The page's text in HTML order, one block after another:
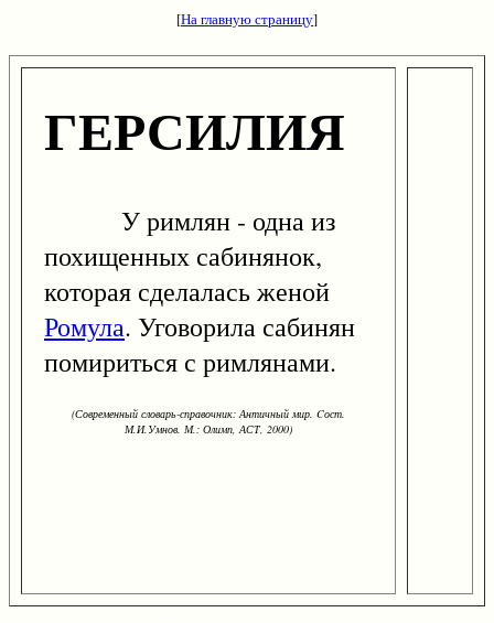
[На главную страницу]
ГЕРСИЛИЯ
У римлян - одна из
похищенных сабинянок,
которая сделалась женой
Ромула. Уговорила сабинян
помириться с римлянами.
(Современный словарь-справочник: Античный мир. Cост.
М.И.Умнов. М.: Олимп, АСТ, 2000)